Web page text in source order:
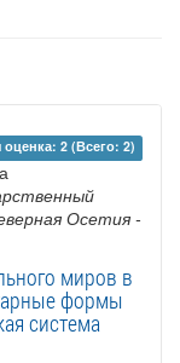
2 (Всего: 2)
Осетия -
миров в
формы
система